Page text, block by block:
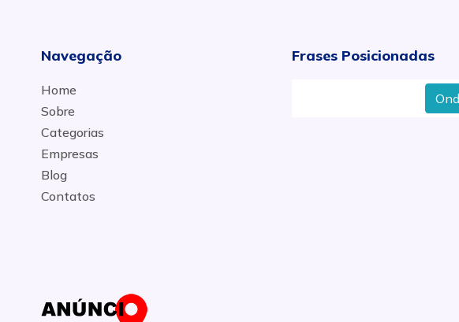
Navegação
Home
Sobre
Categorias
Empresas
Blog
Contatos
Frases Posicionadas
Onde